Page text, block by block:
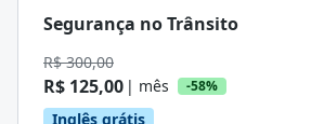
Segurança no Trânsito
R$ 300,00
R$ 125,00 | mês -58%
Inglês grátis